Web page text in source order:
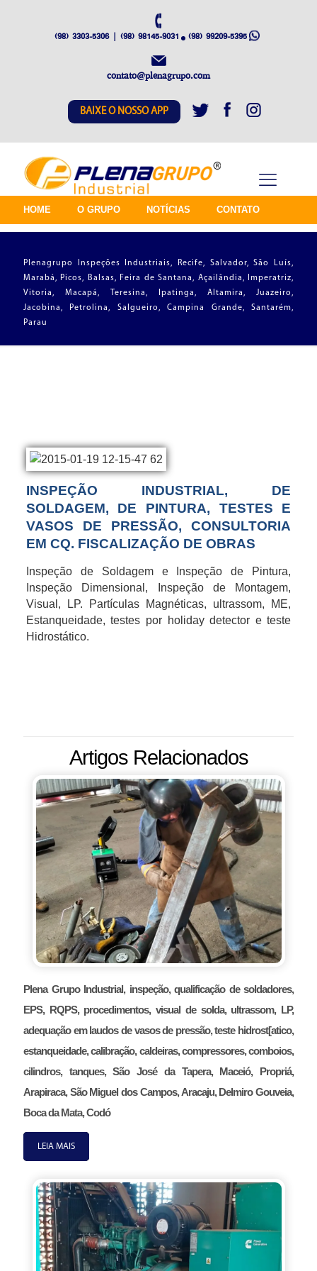
(98) 3303-5306 | (98) 98145-9031 (98) 99209-5395
contato@plenagrupo.com
BAIXE O NOSSO APP
HOME O GRUPO NOTÍCIAS CONTATO
Plenagrupo Inspeções Industriais, Recife, Salvador, São Luís,
Marabá, Picos, Balsas, Feira de Santana, Açailândia, Imperatriz,
Vitoria, Macapá, Teresina, Ipatinga, Altamira, Juazeiro,
Jacobina, Petrolina, Salgueiro, Campina Grande, Santarém,
Parau
INSPEÇÃO INDUSTRIAL, DE
SOLDAGEM, DE PINTURA, TESTES E
VASOS DE PRESSÃO, CONSULTORIA
EM CQ. FISCALIZAÇÃO DE OBRAS
Inspeção de Soldagem e Inspeção de Pintura,
Inspeção Dimensional, Inspeção de Montagem,
Visual, LP. Partículas Magnéticas, ultrassom, ME,
Estanqueidade, testes por holiday detector e teste
Hidrostático.
Artigos Relacionados
Plena Grupo Industrial, inspeção, qualificação de soldadores,
EPS, RQPS, procedimentos, visual de solda, ultrassom, LP,
adequação em laudos de vasos de pressão, teste hidrost[atico,
estanqueidade, calibração, caldeiras, compressores, comboios,
cilindros, tanques, São José da Tapera, Maceió, Propriá,
Arapiraca, São Miguel dos Campos, Aracaju, Delmiro Gouveia,
Boca da Mata, Codó
LEIA MAIS